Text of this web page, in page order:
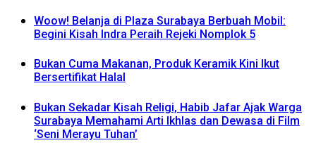
Woow! Belanja di Plaza Surabaya Berbuah Mobil:
Begini Kisah Indra Peraih Rejeki Nomplok 5
Bukan Cuma Makanan, Produk Keramik Kini Ikut
Bersertifikat Halal
Bukan Sekadar Kisah Religi, Habib Jafar Ajak Warga
Surabaya Memahami Arti Ikhlas dan Dewasa di Film
‘Seni Merayu Tuhan’